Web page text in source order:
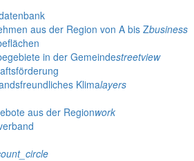
aus der Region von A bis Zbusiness
in der Gemeindestreetview
Klimalayers
aus der Regionwork